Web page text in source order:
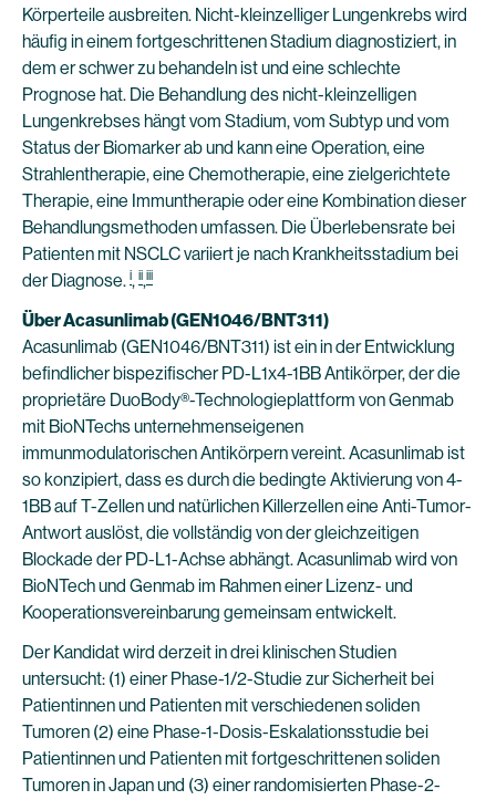
Körperteile ausbreiten. Nicht-kleinzelliger Lungenkrebs wird
häufig in einem fortgeschrittenen Stadium diagnostiziert, in
dem er schwer zu behandeln ist und eine schlechte
Prognose hat. Die Behandlung des nicht-kleinzelligen
Lungenkrebses hängt vom Stadium, vom Subtyp und vom
Status der Biomarker ab und kann eine Operation, eine
Strahlentherapie, eine Chemotherapie, eine zielgerichtete
Therapie, eine Immuntherapie oder eine Kombination dieser
Behandlungsmethoden umfassen. Die Überlebensrate bei
Patienten mit NSCLC variiert je nach Krankheitsstadium bei
der Diagnose. i, ii,iii
Über Acasunlimab (GEN1046/BNT311)
Acasunlimab (GEN1046/BNT311) ist ein in der Entwicklung
befindlicher bispezifischer PD-L1x4-1BB Antikörper, der die
proprietäre DuoBody®-Technologieplattform von Genmab
mit BioNTechs unternehmenseigenen
immunmodulatorischen Antikörpern vereint. Acasunlimab ist
so konzipiert, dass es durch die bedingte Aktivierung von 4-
1BB auf T-Zellen und natürlichen Killerzellen eine Anti-Tumor-
Antwort auslöst, die vollständig von der gleichzeitigen
Blockade der PD-L1-Achse abhängt. Acasunlimab wird von
BioNTech und Genmab im Rahmen einer Lizenz- und
Kooperationsvereinbarung gemeinsam entwickelt.
Der Kandidat wird derzeit in drei klinischen Studien
untersucht: (1) einer Phase-1/2-Studie zur Sicherheit bei
Patientinnen und Patienten mit verschiedenen soliden
Tumoren (2) eine Phase-1-Dosis-Eskalationsstudie bei
Patientinnen und Patienten mit fortgeschrittenen soliden
Tumoren in Japan und (3) einer randomisierten Phase-2-